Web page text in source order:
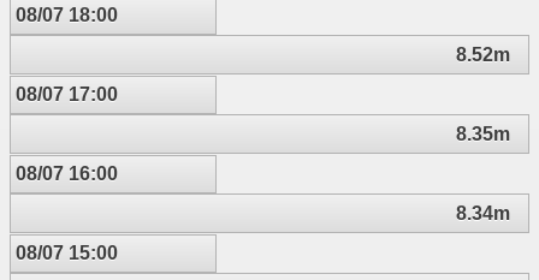
08/07 18:00
8.52m
08/07 17:00
8.35m
08/07 16:00
8.34m
08/07 15:00